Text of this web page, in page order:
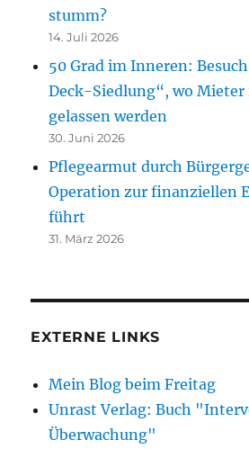
stumm?
14. Juli 2026
50 Grad im Inneren:
Deck-Siedlung“, wo Mieter
gelassen werden
30. Juni 2026
Pflegearmut durch
Operation zur finanziellen
führt
31. März 2026
EXTERNE LINKS
Mein Blog beim Freitag
Unrast Verlag: Buch
Überwachung"